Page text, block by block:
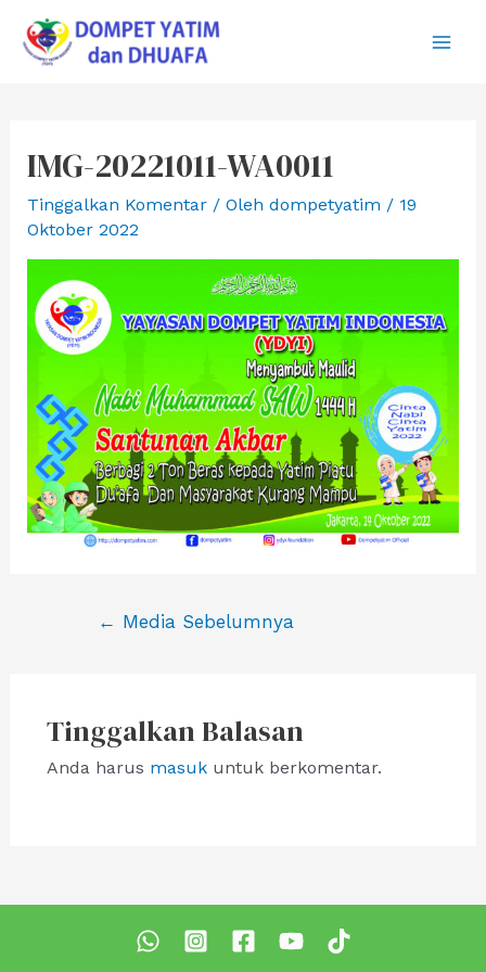
konten
IMG-20221011-WA0011
Tinggalkan Komentar / Oleh dompetyatim / 19
Oktober 2022
Navigasi
← Media Sebelumnya
Tinggalkan Balasan
Anda harus masukuntuk berkomentar.